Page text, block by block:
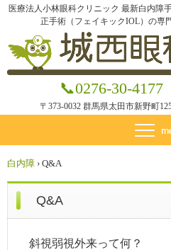
医療法人小林眼科クリニック 最新白内障
正手術（フェイキックIOL）の専
📞0276-30-4177
〒373-0032 群馬県太田市新野町
白内障 › Q&A
Q&A
斜視弱視外来って何？